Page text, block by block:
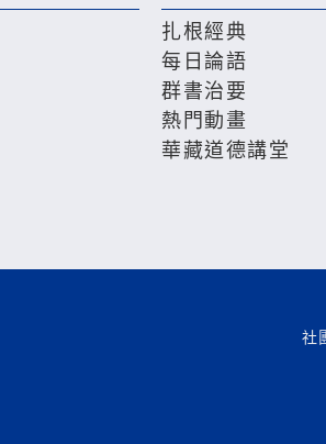
扎根經典
每日論語
群書治要
熱門動畫
華藏道德講堂
社